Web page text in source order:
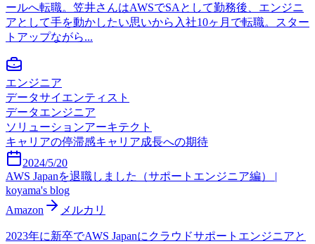
ールへ転職。笠井さんはAWSでSAとして勤務後、エンジニ
アとして手を動かしたい思いから入社10ヶ月で転職。スター
トアップながら...
エンジニア
データサイエンティスト
データエンジニア
ソリューションアーキテクト
キャリアの停滞感キャリア成長への期待
2024/5/20
AWS Japanを退職しました（サポートエンジニア編） |
koyama's blog
Amazon
メルカリ
2023年に新卒でAWS Japanにクラウドサポートエンジニアと